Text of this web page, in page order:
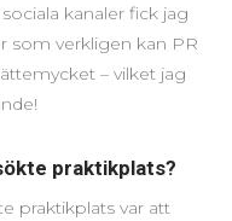
kanaler fick jag
som verkligen kan PR
– vilket jag
praktikplats?
praktikplats var att